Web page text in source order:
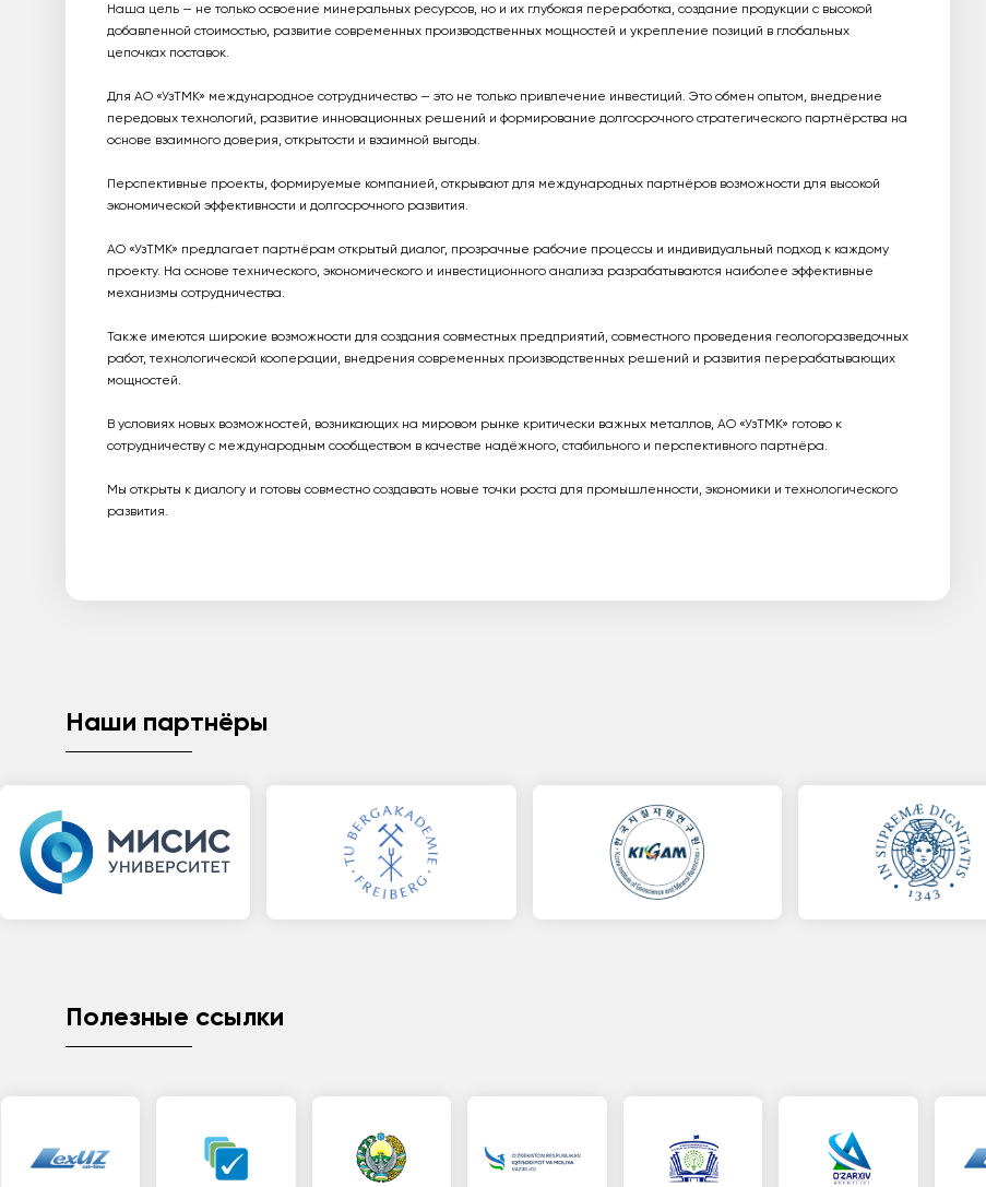
Наша цель — не только освоение минеральных ресурсов, но и их глубокая переработка, создание продукции с высокой
добавленной стоимостью, развитие современных производственных мощностей и укрепление позиций в глобальных
цепочках поставок.
Для АО «УзТМК» международное сотрудничество — это не только привлечение инвестиций. Это обмен опытом, внедрение
передовых технологий, развитие инновационных решений и формирование долгосрочного стратегического партнёрства на
основе взаимного доверия, открытости и взаимной выгоды.
Перспективные проекты, формируемые компанией, открывают для международных партнёров возможности для высокой
экономической эффективности и долгосрочного развития.
АО «УзТМК» предлагает партнёрам открытый диалог, прозрачные рабочие процессы и индивидуальный подход к каждому
проекту. На основе технического, экономического и инвестиционного анализа разрабатываются наиболее эффективные
механизмы сотрудничества.
Также имеются широкие возможности для создания совместных предприятий, совместного проведения геологоразведочных
работ, технологической кооперации, внедрения современных производственных решений и развития перерабатывающих
мощностей.
В условиях новых возможностей, возникающих на мировом рынке критически важных металлов, АО «УзТМК» готово к
сотрудничеству с международным сообществом в качестве надёжного, стабильного и перспективного партнёра.
Мы открыты к диалогу и готовы совместно создавать новые точки роста для промышленности, экономики и технологического
развития.
Наши партнёры
Полезные ссылки